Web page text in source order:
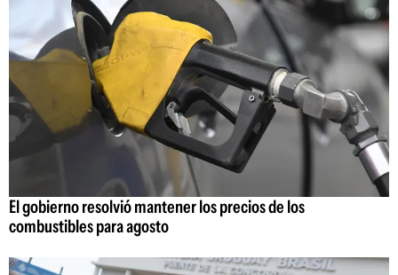
El gobierno resolvió mantener los precios de los
combustibles para agosto